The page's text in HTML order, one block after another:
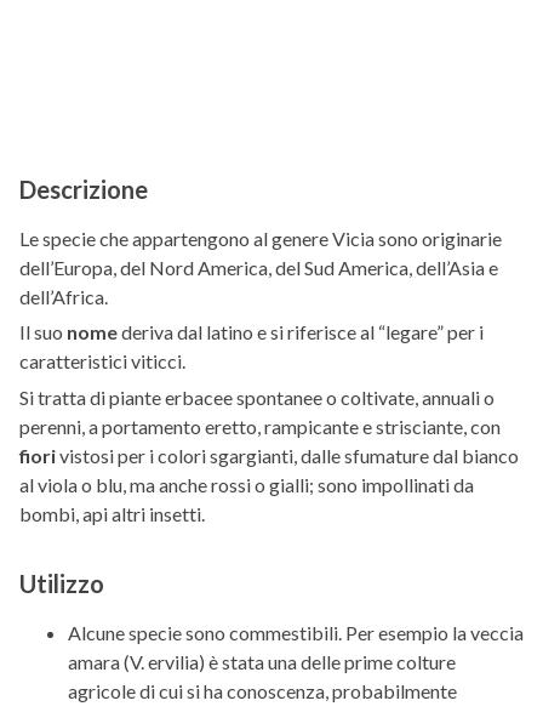
Descrizione
Le specie che appartengono al genere Vicia sono originarie
dell’Europa, del Nord America, del Sud America, dell’Asia e
dell’Africa.
Il suo nomederiva dal latino e si riferisce al “legare” per i
caratteristici viticci.
Si tratta di piante erbacee spontanee o coltivate, annuali o
perenni, a portamento eretto, rampicante e strisciante, con
fiorivistosi per i colori sgargianti, dalle sfumature dal bianco
al viola o blu, ma anche rossi o gialli; sono impollinati da
bombi, api altri insetti.
Utilizzo
Alcune specie sono commestibili. Per esempio la veccia
amara (V. ervilia) è stata una delle prime colture
agricole di cui si ha conoscenza, probabilmente